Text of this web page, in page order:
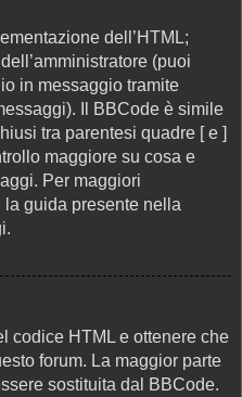
dell’HTML;
(puoi
in messaggio tramite
Il BBCode è simile
tra parentesi quadre [ e ]
maggiore su cosa e
Per maggiori
guida presente nella
codice HTML e ottenere che
forum. La maggior parte
sostituita dal BBCode.